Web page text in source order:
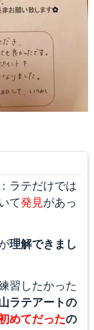
ラテだけでは
て発見があっ
理解できまし
習したかった
ラテアートの
めてだったの